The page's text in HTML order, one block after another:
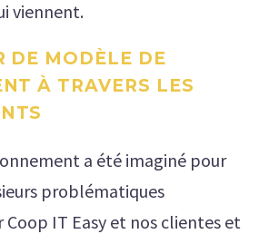
viennent.
DE MODÈLE DE
À TRAVERS LES
a été imaginé pour
problématiques
IT Easy et nos clientes et